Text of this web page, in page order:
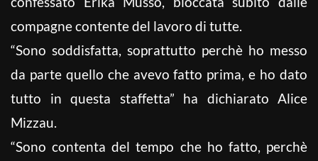
compagne contente del lavoro di tutte.
“Sono soddisfatta, soprattutto perchè ho messo
da parte quello che avevo fatto prima, e ho dato
tutto in questa staffetta” ha dichiarato Alice
Mizzau.
“Sono contenta del tempo che ho fatto, perchè